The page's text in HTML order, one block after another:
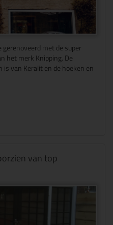
met de super
het merk Knipping. De
van Keralit en de hoeken en
van top